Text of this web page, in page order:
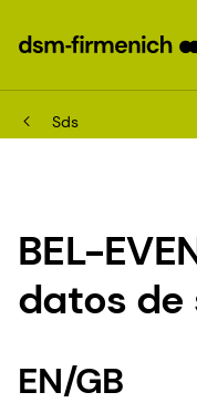
Sds
BEL-
datos
EN/GB